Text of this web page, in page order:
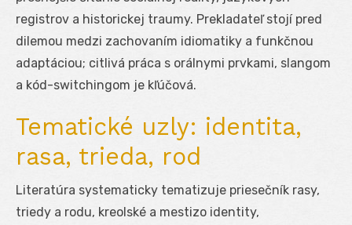
registrov a historickej traumy. Prekladateľ stojí pred
dilemou medzi zachovaním idiomatiky a funkčnou
adaptáciou; citlivá práca s orálnymi prvkami, slangom
a kód-switchingom je kľúčová.
Tematické uzly: identita,
rasa, trieda, rod
Literatúra systematicky tematizuje priesečník rasy,
triedy a rodu, kreolské a mestizo identity,